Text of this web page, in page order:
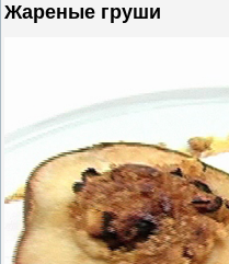
Жареные груши